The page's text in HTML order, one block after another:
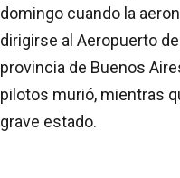
domingo cuando la
dirigirse al Aeropuerto
provincia de Buenos
pilotos murió, mientras
grave estado.